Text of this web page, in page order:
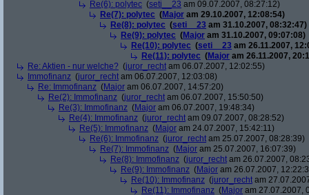
Re(6): polytec (seti__23 am 09.07.2007, 08:27:12)
Re(7): polytec (Major am 29.10.2007, 12:08:54)
Re(8): polytec (seti__23 am 31.10.2007, 08:32:47)
Re(9): polytec (Major am 31.10.2007, 09:07:08)
Re(10): polytec (seti__23 am 26.11.2007,
Re(11): polytec (Major am 26.11.2007,
Re: Aktien - nur welche? (juror_recht am 06.07.2007, 12:02:55)
Immofinanz (juror_recht am 06.07.2007, 12:03:08)
Re: Immofinanz (Major am 06.07.2007, 14:57:20)
Re(2): Immofinanz (juror_recht am 06.07.2007, 15:50:50)
Re(3): Immofinanz (Major am 06.07.2007, 19:48:34)
Re(4): Immofinanz (juror_recht am 09.07.2007, 08:28:52)
Re(5): Immofinanz (Major am 24.07.2007, 15:42:11)
Re(6): Immofinanz (juror_recht am 25.07.2007, 08:28:39)
Re(7): Immofinanz (Major am 25.07.2007, 16:07:39)
Re(8): Immofinanz (juror_recht am 26.07.2007,
Re(9): Immofinanz (Major am 26.07.2007,
Re(10): Immofinanz (juror_recht am
Re(11): Immofinanz (Major am 27.07.2007,